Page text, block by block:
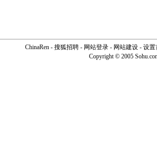
ChinaRen - 搜狐招聘 - 网站登录 - 网站建设 - 设置
Copyright © 2005